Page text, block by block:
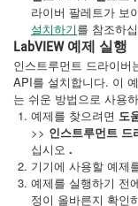
라이버 팔레트가 보
설치하기를 참조하
LabVIEW 예제 실행
인스트루먼트 드라이버
API를 설치합니다. 이
는 쉬운 방법으로 사용
예제를 찾으려면 도
>> 인스트루먼트 드
십시오 .
기기에 사용할 예제
예제를 실행하기 전
정이 올바른지 확인